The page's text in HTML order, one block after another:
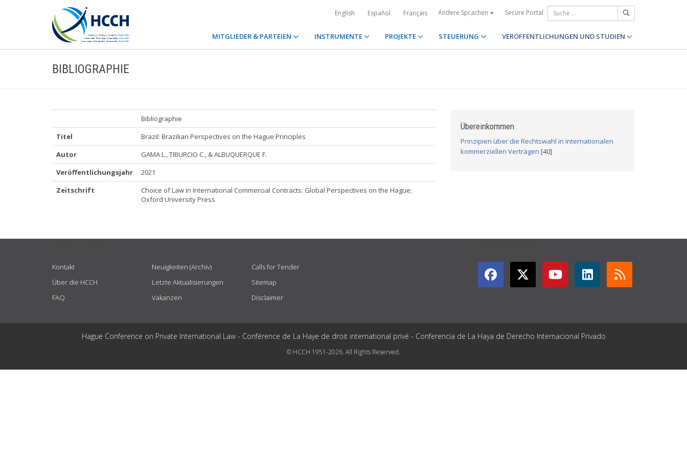
English Español Français Andere Sprachen Secure Portal
MITGLIEDER & PARTEIEN INSTRUMENTE PROJEKTE STEUERUNG VERÖFFENTLICHUNGEN UND STUDIEN
BIBLIOGRAPHIE
Bibliographie
Titel
Brazil: Brazilian Perspectives on the Hague Principles
Autor
GAMA L., TIBURCIO C., & ALBUQUERQUE F.
Veröffentlichungsjahr
2021
Zeitschrift
Choice of Law in International Commercial Contracts: Global Perspectives on the Hague;
Oxford University Press
Übereinkommen
Prinzipien über die Rechtswahl in internationalen
kommerziellen Verträgen [40]
Kontakt
Über die HCCH
FAQ
Neuigkeiten (Archiv)
Letzte Aktualisierungen
Vakanzen
Calls for Tender
Sitemap
Disclaimer
Hague Conference on Private International Law - Conférence de La Haye de droit international privé - Conferencia de La Haya de Derecho Internacional Privado
© HCCH 1951-2026. All Rights Reserved.